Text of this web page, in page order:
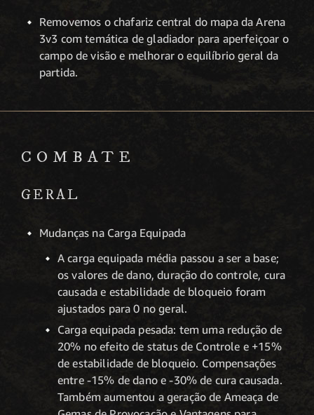
Removemos o chafariz central do mapa da Arena
3v3 com temática de gladiador para aperfeiçoar o
campo de visão e melhorar o equilíbrio geral da
partida.
COMBATE
GERAL
Mudanças na Carga Equipada
A carga equipada média passou a ser a base;
os valores de dano, duração do controle, cura
causada e estabilidade de bloqueio foram
ajustados para 0 no geral.
Carga equipada pesada: tem uma redução de
20% no efeito de status de Controle e +15%
de estabilidade de bloqueio. Compensações
entre -15% de dano e -30% de cura causada.
Também aumentou a geração de Ameaça de